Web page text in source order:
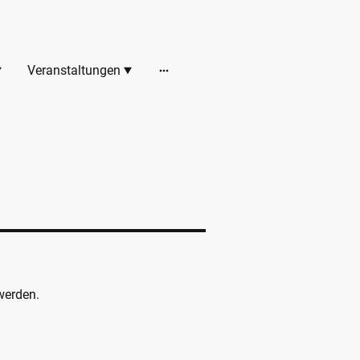
Veranstaltungen